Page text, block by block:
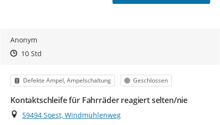
Anonym
Zeitpunkt des Erstellens
Zeitpunkt des Erstellens
10 StdZur Äußerung
Kategorie
Defekte Ampel, Ampelschaltung Status
Geschlossen
Kontaktschleife für Fahrräder reagiert selten/nie
Ort
59494 Soest, Windmühlenweg